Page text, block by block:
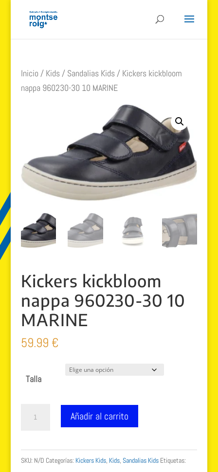
Inicio / Kids/ Sandalias Kids/ Kickers kickbloom
nappa 960230-30 10 MARINE
Kickers kickbloom
nappa 960230-30 10
MARINE
59.99 €
Talla
Añadir al carrito
SKU: N/D Categorías: Kickers Kids, Kids, Sandalias Kids Etiquetas: